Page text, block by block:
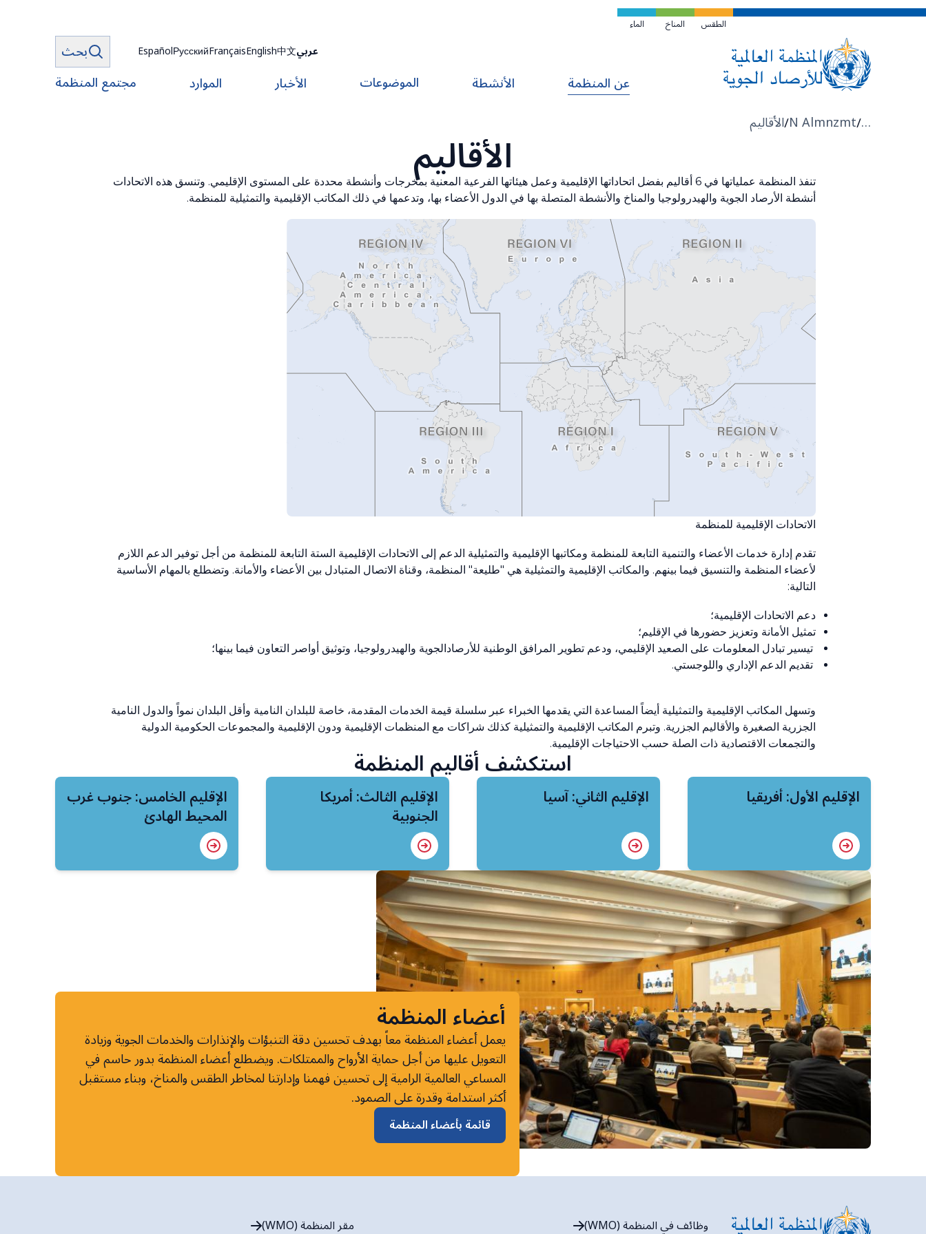
تخطي
الطقس المناخ الماء
عربي中文
English
Français
Русский
Español
بحث
عن المنظمة
الأنشطة الموضوعات الأخبار الموارد مجتمع المنظمة
مسار
…
N Almnzmt الأقاليم الأقاليم
تنفذ المنظمة عملياتها في 6 أقاليم بفضل اتحاداتها الإقليمية وعمل هيئاتها الفرعية المعنية بمخرجات وأنشطة محددة على المستوى الإقليمي. وتنسق هذه الاتحادات
أنشطة الأرصاد الجوية والهيدرولوجيا والمناخ والأنشطة المتصلة بها في الدول الأعضاء بها، وتدعمها في ذلك المكاتب الإقليمية والتمثيلية للمنظمة.
الاتحادات الإقليمية للمنظمة
تقدم إدارة خدمات الأعضاء والتنمية التابعة للمنظمة ومكاتبها الإقليمية والتمثيلية الدعم إلى الاتحادات الإقليمية الستة التابعة للمنظمة من أجل توفير الدعم اللازم
لأعضاء المنظمة والتنسيق فيما بينهم. والمكاتب الإقليمية والتمثيلية هي "طليعة" المنظمة، وقناة الاتصال المتبادل بين الأعضاء والأمانة. وتضطلع بالمهام الأساسية
التالية:
دعم الاتحادات الإقليمية؛
تمثيل الأمانة وتعزيز حضورها في الإقليم؛
تيسير تبادل المعلومات على الصعيد الإقليمي، ودعم تطوير المرافق الوطنية للأرصادالجوية والهيدرولوجيا، وتوثيق أواصر التعاون فيما بينها؛
تقديم الدعم الإداري واللوجستي.
وتسهل المكاتب الإقليمية والتمثيلية أيضاً المساعدة التي يقدمها الخبراء عبر سلسلة قيمة الخدمات المقدمة، خاصة للبلدان النامية وأقل البلدان نمواً والدول النامية
الجزرية الصغيرة والأقاليم الجزرية. وتبرم المكاتب الإقليمية والتمثيلية كذلك شراكات مع المنظمات الإقليمية ودون الإقليمية والمجموعات الحكومية الدولية
والتجمعات الاقتصادية ذات الصلة حسب الاحتياجات الإقليمية.استكشف أقاليم المنظمة
الإقليم الأول: أفريقيا الإقليم الثاني: آسيا الإقليم الثالث: أمريكا
الجنوبية
الإقليم الخامس: جنوب غرب
المحيط الهادئ
أعضاء المنظمة
يعمل أعضاء المنظمة معاً بهدف تحسين دقة التنبؤات والإنذارات والخدمات الجوية وزيادة
التعويل عليها من أجل حماية الأرواح والممتلكات. ويضطلع أعضاء المنظمة بدور حاسم في
المساعي العالمية الرامية إلى تحسين فهمنا وإدارتنا لمخاطر الطقس والمناخ، وبناء مستقبل
أكثر استدامة وقدرة على الصمود.
قائمة بأعضاء المنظمة
وظائف في المنظمة (WMO) مقر المنظمة (WMO)